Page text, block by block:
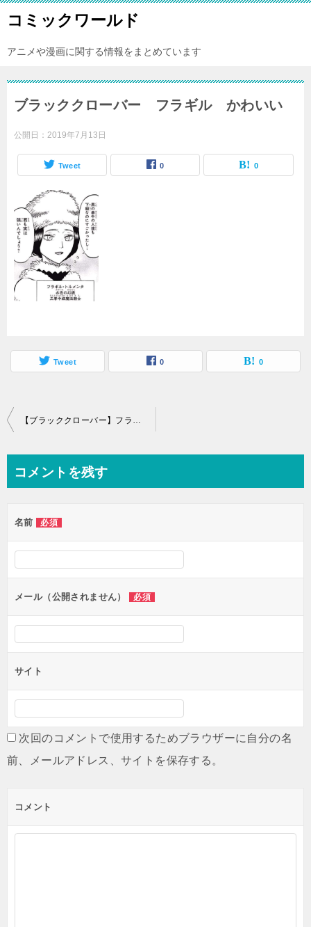
コミックワールド
アニメや漫画に関する情報をまとめています
ブラッククローバー フラギル かわいい
公開日： 2019年7月13日
Tweet 0 0
Tweet 0 0
投
ビ
ー
シ
ョ
ン
【ブラッククローバー】フラギルの声優やエルフ化した時の魔法をまとめてみた！
コメントを残す
名前 必須
メール（公開されません） 必須
サイト
次回のコメントで使用するためブラウザーに自分の名
前、メールアドレス、サイトを保存する。
コメント